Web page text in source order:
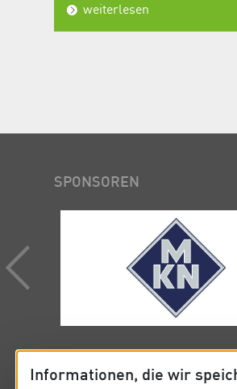
weiterlesen
SPONSOREN
Informationen, die wir